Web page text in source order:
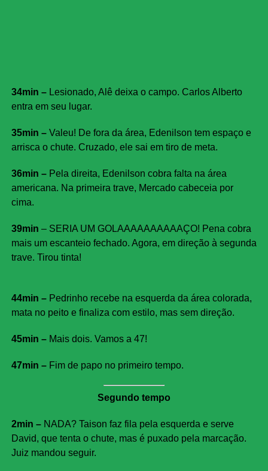
34min – Lesionado, Alê deixa o campo. Carlos Alberto
entra em seu lugar.
35min –Valeu! De fora da área, Edenilson tem espaço e
arrisca o chute. Cruzado, ele sai em tiro de meta.
36min – Pela direita, Edenilson cobra falta na área
americana. Na primeira trave, Mercado cabeceia por
cima.
39min – SERIA UM GOLAAAAAAAAAAÇO! Pena cobra
mais um escanteio fechado. Agora, em direção à segunda
trave. Tirou tinta!
44min – Pedrinho recebe na esquerda da área colorada,
mata no peito e finaliza com estilo, mas sem direção.
45min – Mais dois. Vamos a 47!
47min – Fim de papo no primeiro tempo.
Segundo tempo
2min – NADA? Taison faz fila pela esquerda e serve
David, que tenta o chute, mas é puxado pela marcação.
Juiz mandou seguir.